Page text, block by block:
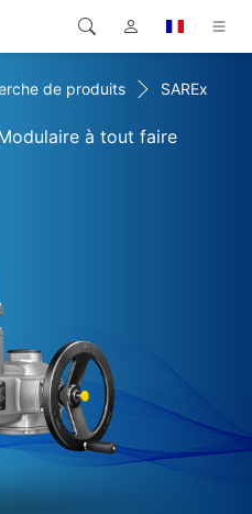
de produits SAREx
à tout faire